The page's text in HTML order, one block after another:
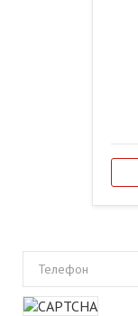
Телефон